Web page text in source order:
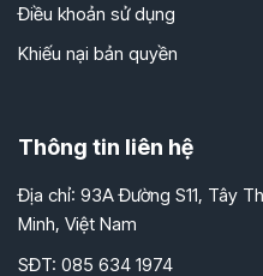
Điều khoản sử dụng
Khiếu nại bản quyền
Thông tin liên hệ
Địa chỉ: 93A Đường S11, Tây
Minh, Việt Nam
SĐT: 085 634 1974